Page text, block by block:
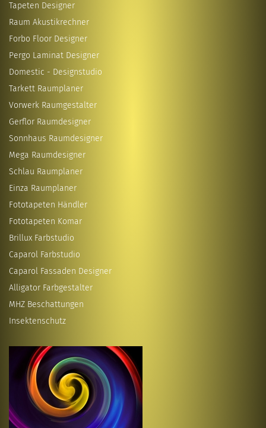
Tapeten Designer
Raum Akustikrechner
Forbo Floor Designer
Pergo Laminat Designer
Domestic - Designstudio
Tarkett Raumplaner
Vorwerk Raumgestalter
Gerflor Raumdesigner
Sonnhaus Raumdesigner
Mega Raumdesigner
Schlau Raumplaner
Einza Raumplaner
Fototapeten Händler
Fototapeten Komar
Brillux Farbstudio
Caparol Farbstudio
Caparol Fassaden Designer
Alligator Farbgestalter
MHZ Beschattungen
Insektenschutz